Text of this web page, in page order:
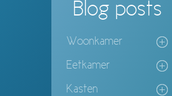
Blog posts
Woonkamer
Eetkamer
Kasten